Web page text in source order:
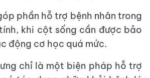
phần hỗ trợ bệnh nhân trong
khi cột sống cần được bảo
động cơ học quá mức.
chỉ là một biện pháp hỗ trợ